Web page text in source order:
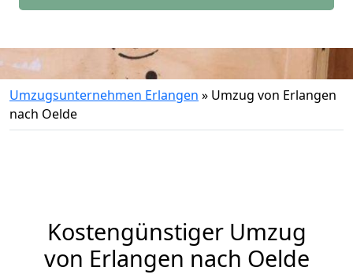
Umzugsunternehmen Erlangen » Umzug von Erlangen
nach Oelde
Kostengünstiger Umzug
von Erlangen nach Oelde